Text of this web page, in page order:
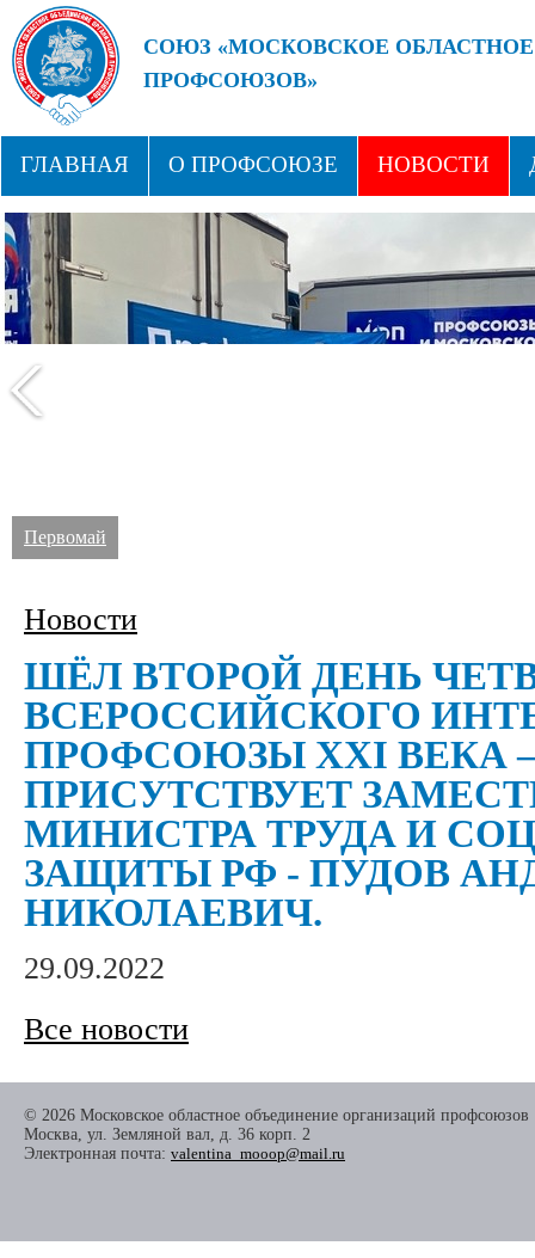
СОЮЗ «МОСКОВСКОЕ
ПРОФСОЮЗОВ»
ГЛАВНАЯ О ПРОФСОЮЗЕ НОВОСТИ
СТРУКТУРА ПРОФСОЮЗНЫЕ ЗДРАВНИЦЫ
Первомай
Новости
ШЁЛ ВТОРОЙ ДЕНЬ
ВСЕРОССИЙСКОГО
ПРОФСОЮЗЫ XXI ВЕКА
ПРИСУТСТВУЕТ
МИНИСТРА ТРУДА И
ЗАЩИТЫ РФ - ПУДОВ
НИКОЛАЕВИЧ.
29.09.2022
Все новости
© 2026 Московское областное объединение организаций профсоюзов
Москва, ул. Земляной вал, д. 36 корп. 2
Электронная почта: valentina_mooop@mail.ru